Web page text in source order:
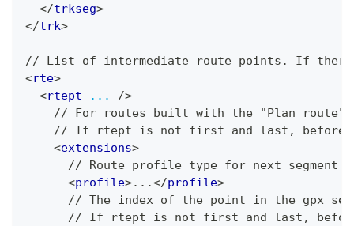
</trkseg>
</trk>
// List of intermediate route points. If there
<rte>
<rtept ...
/>
// For routes built with the "Plan
// If rtept is not first and last,
<extensions>
// Route profile type for next segment
<profile>...</profile>
// The index of the point in the gpx
// If rtept is not first and last,